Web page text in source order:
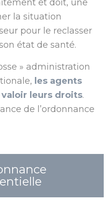
et doit, une
la situation
pour le reclasser
état de santé.
» administration
les agents
leurs droits.
de l’ordonnance